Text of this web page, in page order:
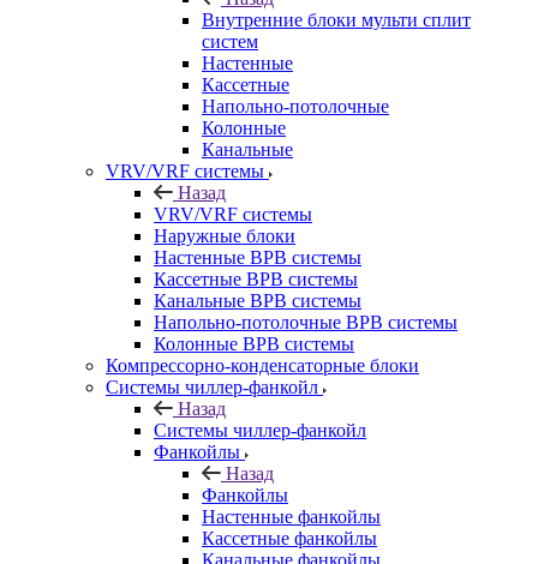
Внутренние блоки мульти сплит
систем
Настенные
Кассетные
Напольно-потолочные
Колонные
Канальные
VRV/VRF системы
Назад
VRV/VRF системы
Наружные блоки
Настенные ВРВ системы
Кассетные ВРВ системы
Канальные ВРВ системы
Напольно-потолочные ВРВ системы
Колонные ВРВ системы
Компрессорно-конденсаторные блоки
Системы чиллер-фанкойл
Назад
Системы чиллер-фанкойл
Фанкойлы
Назад
Фанкойлы
Настенные фанкойлы
Кассетные фанкойлы
Канальные фанкойлы